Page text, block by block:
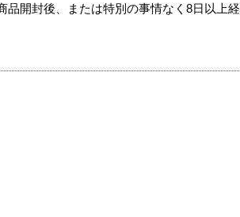
品開封後、または特別の事情なく8日以上経